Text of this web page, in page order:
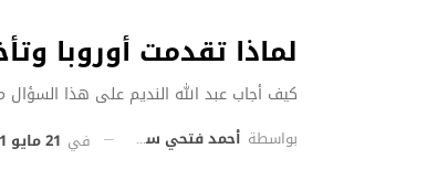
لماذا تقدمت أوروبا
كيف أجاب عبد الله النديم على هذا السؤال منذ 120
بواسطة أحمد فتحي سليمان في 21 مايو 2021